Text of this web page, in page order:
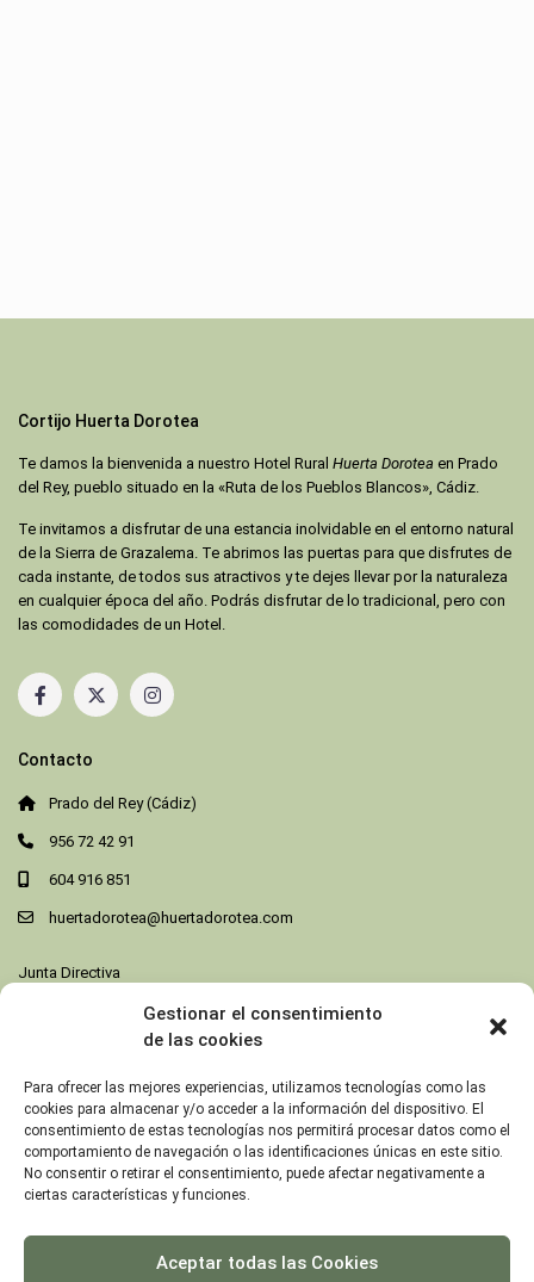
Gestionar el consentimiento
de las cookies
Para ofrecer las mejores experiencias, utilizamos tecnologías como las
cookies para almacenar y/o acceder a la información del dispositivo. El
consentimiento de estas tecnologías nos permitirá procesar datos como el
comportamiento de navegación o las identificaciones únicas en este sitio.
No consentir o retirar el consentimiento, puede afectar negativamente a
ciertas características y funciones.
Aceptar todas las Cookies
Cortijo Huerta Dorotea
Te damos la bienvenida a nuestro Hotel RuralHuerta Doroteaen Prado
del Rey, pueblo situado en la «Ruta de los Pueblos Blancos», Cádiz.
Te invitamos a disfrutar de una estancia inolvidable en el entorno natural
de la Sierra de Grazalema. Te abrimos las puertas para que disfrutes de
cada instante, de todos sus atractivos y te dejes llevar por la naturaleza
en cualquier época del año. Podrás disfrutar de lo tradicional, pero con
las comodidades de un Hotel.
Contacto
Prado del Rey (Cádiz)
956 72 42 91
604 916 851
huertadorotea@huertadorotea.com
Junta Directiva
Prado del Rey
/noche
Cabaña Taramilla – 2 Personas
/noche